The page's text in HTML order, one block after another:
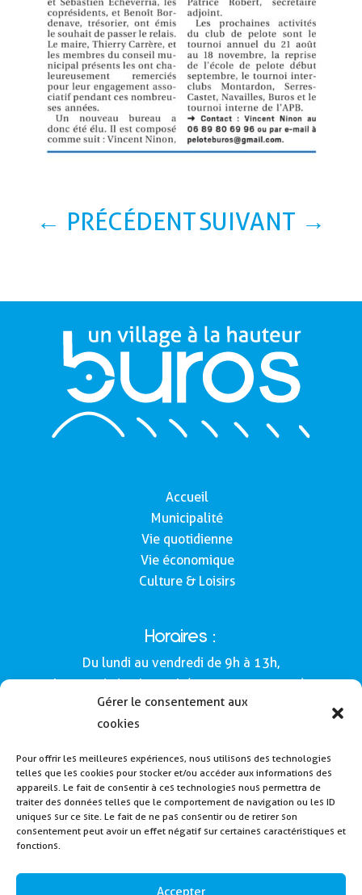
Gérer le consentement aux
cookies
Pour offrir les meilleures expériences, nous utilisons des technologies
telles que les cookies pour stocker et/ou accéder aux informations des
appareils. Le fait de consentir à ces technologies nous permettra de
traiter des données telles que le comportement de navigation ou les ID
uniques sur ce site. Le fait de ne pas consentir ou de retirer son
consentement peut avoir un effet négatif sur certaines caractéristiques et
fonctions.
Accepter
← PRÉCÉDENTSUIVANT →
Accueil
Municipalité
Vie quotidienne
Vie économique
Culture & Loisirs
Horaires :
Du lundi au vendredi de 9h à 13h,
le samedi de 9h à 12h (Semaines impaires).
160, route de Morlàas
64160 - Buros
Tél : 05 59 62 54 49
Inscription alerte SMS